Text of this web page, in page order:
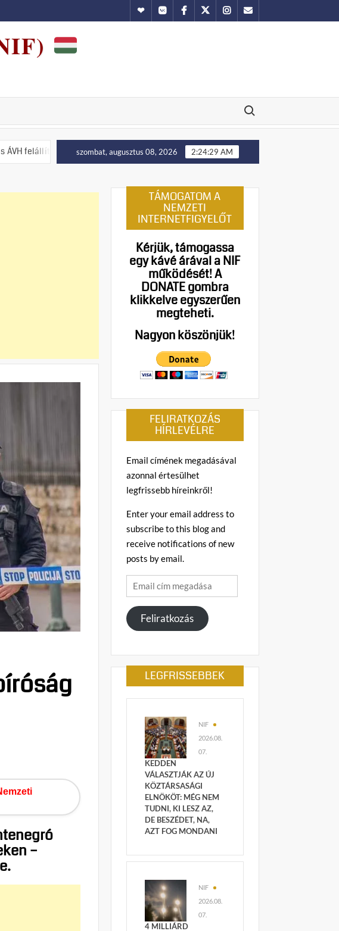
HundubVkontakte
Facebook
TwitterInstagram
Email
Search for:
Putyin: Ukrajna nyugati területei előbb-utóbb visszakerülnek
szombat, augusztus 08, 2026 2:24:30 AM
–
TÁMOGATOM A
NEMZETI
INTERNETFIGYELŐT
Kérjük, támogassa
egy kávé árával a NIF
működését!A
DONATE gombra
klikkelve egyszerűen
megteheti.
Nagyon köszönjük!
FELIRATKOZÁS
HÍRLEVÉLRE
Email címének megadásával
azonnal értesülhet
legfrissebb híreinkről!
Enter your email address to
subscribe to this blog and
receive notifications of new
posts by email.
Email
cím
megadása
Feliratkozás
LEGFRISSEBBEK
NIF
2026.08.
07.
KEDDEN
VÁLASZTJÁK AZ ÚJ
KÖZTÁRSASÁGI
ELNÖKÖT: MÉG NEM
TUDNI, KI LESZ AZ,
DE BESZÉDET, NA,
AZT FOG MONDANI
NIF
2026.08.
07.
4 MILLIÁRD